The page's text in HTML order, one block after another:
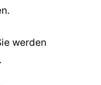
werden